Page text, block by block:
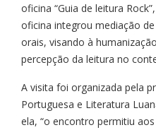
oficina “Guia de leitura
oficina integrou mediação
orais, visando à
percepção da leitura no
A visita foi organizada pela
Portuguesa e Literatura
ela, “o encontro permitiu